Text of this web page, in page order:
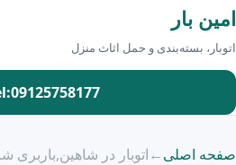
امین بار
اتوبار، بسته‌بندی و حمل اثاث منزل
صفحه اصلی←اتوبار در شاهین,باربری